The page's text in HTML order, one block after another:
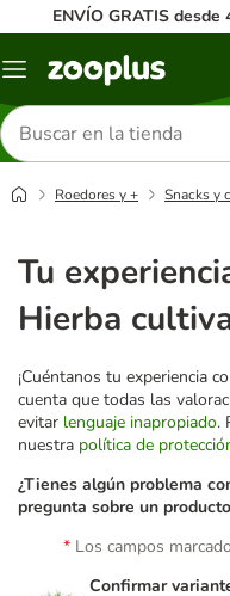
ENVÍO GRATIS
Menú
Buscar
productos
Roedores y + Snacks y
Tu
Hierba
¡Cuéntanos tu experiencia
cuenta que todas las
evitar lenguaje inapropiado.
nuestra política de
¿Tienes algún problema
pregunta sobre un
Los campos
Confirmar